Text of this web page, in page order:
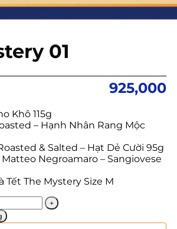
01
925,000
Khô 115g
– Hạnh Nhân Rang Mộc
& Salted – Hạt Dẻ Cười 95g
Negroamaro – Sangiovese
Tết The Mystery Size M